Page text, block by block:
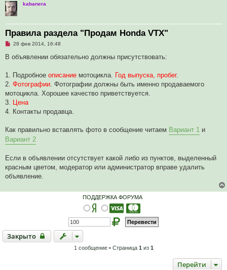
kabanera
Правила раздела "Продам Honda VTX"
Н
п
ч
т
а
н
о
о
б
щ
н
е
28 фев 2014, 16:48
В объявлении обязательно должны присутствовать:
1. Подробное описание мотоцикла. Год выпуска, пробег.
2. Фотографии . Фотографии должны быть именно продаваемого
мотоцикла. Хорошее качество приветствуется.
3.
Цена
4. Контакты продавца.
Как правильно вставлять фото в сообщение читаем Вариант 1 и
Вариант 2
Если в объявлении отсутствует какой либо из пунктов, выделенный
красным цветом, модератор или администратор вправе удалить
объявление.
ПОДДЕРЖКА ФОРУМА
Закрыто
Закрыто
1 сообщение • Страница 1 из 1
Перейти